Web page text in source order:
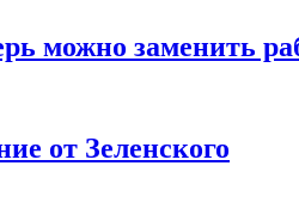
можно заменить
от Зеленского